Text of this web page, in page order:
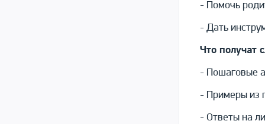
- Помочь
- Дать
Что получат
- Пошаговые
- Примеры из
- Ответы на